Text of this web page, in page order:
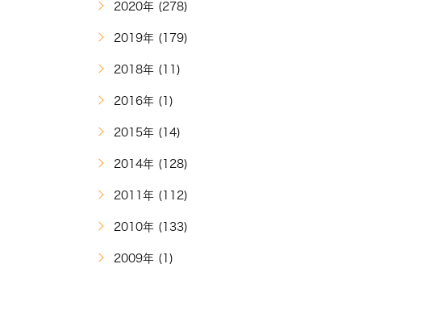
2020年 (278)
2019年 (179)
2018年 (11)
2016年 (1)
2015年 (14)
2014年 (128)
2011年 (112)
2010年 (133)
2009年 (1)